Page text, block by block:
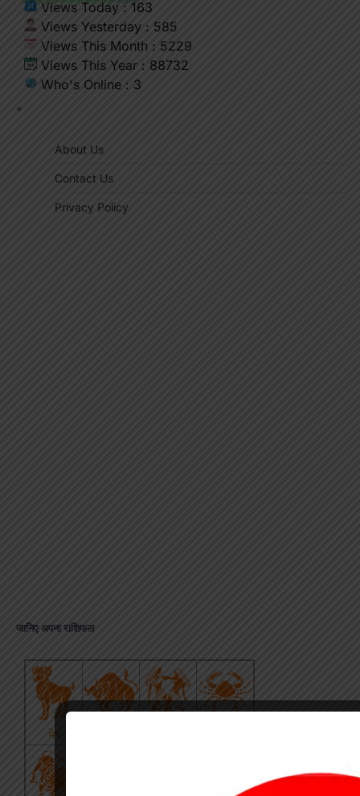
Views Today : 163
Views Yesterday : 585
Views This Month : 5229
Views This Year : 88732
Who's Online : 3
"
About Us
Contact Us
Privacy Policy
जानिए अपना राशिफल